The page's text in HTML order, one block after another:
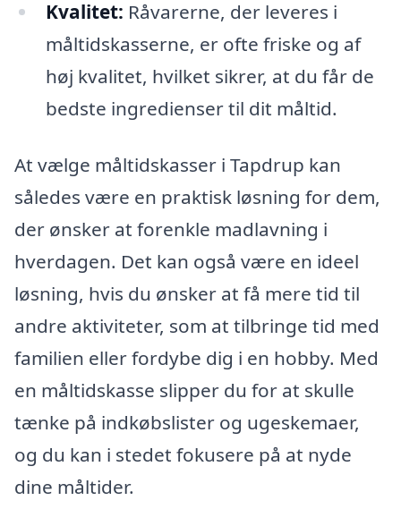
Kvalitet: Råvarerne, der leveres i
måltidskasserne, er ofte friske og af
høj kvalitet, hvilket sikrer, at du får de
bedste ingredienser til dit måltid.
At vælge måltidskasser i Tapdrup kan
således være en praktisk løsning for dem,
der ønsker at forenkle madlavning i
hverdagen. Det kan også være en ideel
løsning, hvis du ønsker at få mere tid til
andre aktiviteter, som at tilbringe tid med
familien eller fordybe dig i en hobby. Med
en måltidskasse slipper du for at skulle
tænke på indkøbslister og ugeskemaer,
og du kan i stedet fokusere på at nyde
dine måltider.